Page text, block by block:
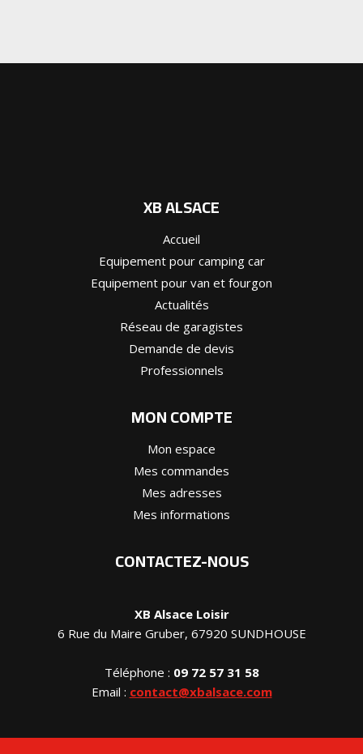
XB ALSACE
Accueil
Equipement pour camping car
Equipement pour van et fourgon
Actualités
Réseau de garagistes
Demande de devis
Professionnels
MON COMPTE
Mon espace
Mes commandes
Mes adresses
Mes informations
CONTACTEZ-NOUS
XB Alsace Loisir
6 Rue du Maire Gruber, 67920 SUNDHOUSE
Téléphone : 09 72 57 31 58
Email : contact@xbalsace.com